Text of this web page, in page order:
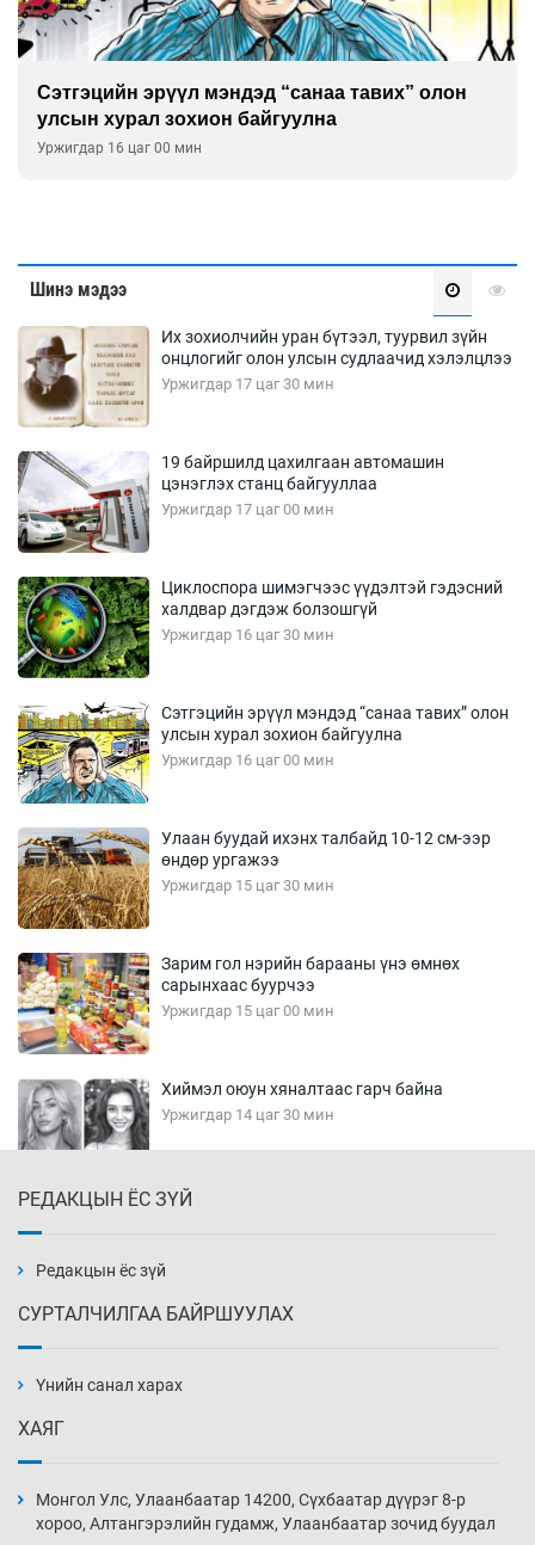
Сэтгэцийн эрүүл мэндэд “санаа тавих” олон
улсын хурал зохион байгуулна
Уржигдар 16 цаг 00 мин
Шинэ мэдээ
Их зохиолчийн уран бүтээл, туурвил зүйн
онцлогийг олон улсын судлаачид хэлэлцлээ
Уржигдар 17 цаг 30 мин
19 байршилд цахилгаан автомашин
цэнэглэх станц байгууллаа
Уржигдар 17 цаг 00 мин
Циклоспора шимэгчээс үүдэлтэй гэдэсний
халдвар дэгдэж болзошгүй
Уржигдар 16 цаг 30 мин
Сэтгэцийн эрүүл мэндэд “санаа тавих” олон
улсын хурал зохион байгуулна
Уржигдар 16 цаг 00 мин
Улаан буудай ихэнх талбайд 10-12 см-ээр
өндөр ургажээ
Уржигдар 15 цаг 30 мин
Зарим гол нэрийн барааны үнэ өмнөх
сарынхаас буурчээ
Уржигдар 15 цаг 00 мин
Хиймэл оюун хяналтаас гарч байна
Уржигдар 14 цаг 30 мин
Уржигдар 14 цаг 00 мин
нэмэгджээ
Уржигдар 13 цаг 30 мин
РЕДАКЦЫН ЁС ЗҮЙ
Редакцын ёс зүй
СУРТАЛЧИЛГАА БАЙРШУУЛАХ
Үнийн санал харах
ХАЯГ
Монгол Улс, Улаанбаатар 14200, Сүхбаатар дүүрэг 8-р
хороо, Алтангэрэлийн гудамж, Улаанбаатар зочид буудал